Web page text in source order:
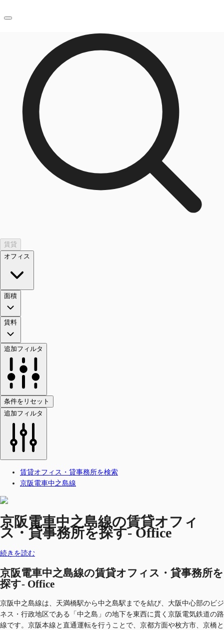
オフィス・事務所
倉庫・物流センター
地図検索
記事
仲介会社様はこちらへ
お気に入り
お電話
賃貸
オフィス
面積
賃料
追加フィルタ
条件をリセット
追加フィルタ
賃貸オフィス・貸事務所を検索
京阪電車中之島線
京阪電車中之島線の賃貸オフィ
ス・貸事務所を探す- Office
続きを読む
京阪電車中之島線の賃貸オフィス・貸事務所を
探す- Office
京阪中之島線は、天満橋駅から中之島駅までを結び、大阪中心部のビジ
ネス・行政地区である「中之島」の地下を東西に貫く京阪電気鉄道の路
線です。京阪本線と直通運転を行うことで、京都方面や枚方市、京橋と